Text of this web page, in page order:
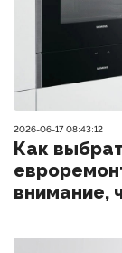
2026-06-17 08:43:12
Как
внимание,